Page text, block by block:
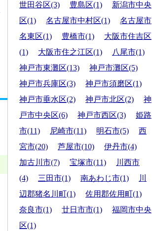
世田谷区(3)
豊島区(1)
新潟市中央
区(1)
名古屋市中村区(1)
名古屋市
名東区(1)
豊橋市(1)
大阪市住吉区
(1)
大阪市住之江区(1)
八尾市(1)
神戸市東灘区(13)
神戸市灘区(5)
神戸市兵庫区(3)
神戸市須磨区(1)
神戸市垂水区(2)
神戸市北区(2)
神
戸市中央区(6)
神戸市西区(3)
姫路
市(11)
尼崎市(11) 明石市(5)
西
宮市(20)
芦屋市(10)
伊丹市(4)
加古川市(7)
宝塚市(11)
川西市
(4)
三田市(1) 南あわじ市(1)
川
辺郡猪名川町(1)
佐用郡佐用町(1)
奈良市(1)
廿日市市(1)
福岡市中央
区(1)